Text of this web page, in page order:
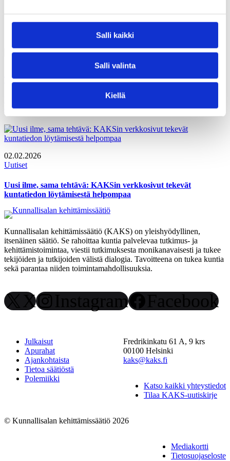
Salli kaikki
Salli valinta
Kiellä
Satu mukana näissä
Tiedotteet
KAKSin uusi puheenjohtajisto ja hallituksen jäsenet
esittäytyvät
02.02.2026
Uutiset
Uusi ilme, sama tehtävä: KAKSin verkkosivut tekevät
kuntatiedon löytämisestä helpompaa
Kunnallisalan kehittämissäätiö (KAKS) on yleishyödyllinen,
itsenäinen säätiö. Se rahoittaa kuntia palvelevaa tutkimus- ja
kehittämistoimintaa, viestii tutkimuksesta monikanavaisesti ja tukee
tekijöiden ja tutkijoiden välistä dialogia. Tavoitteena on tukea kuntia
sekä parantaa niiden toimintamahdollisuuksia.
X Instagram Facebook
Julkaisut
Apurahat
Ajankohtaista
Tietoa säätiöstä
Polemiikki
Fredrikinkatu 61 A, 9 krs
00100 Helsinki
kaks@kaks.fi
Katso kaikki yhteystiedot
Tilaa KAKS-uutiskirje
© Kunnallisalan kehittämissäätiö 2026
Mediakortti
Tietosuojaseloste